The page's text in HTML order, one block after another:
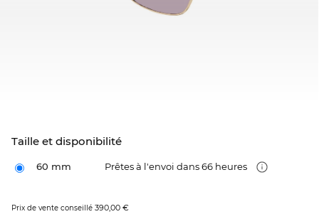
Taille et disponibilité
60 mm Prêtes à l'envoi dans 66 heures
Prix de vente conseillé 390,00 €